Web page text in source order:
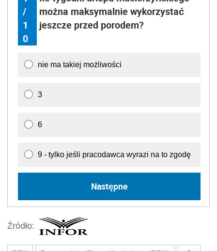
/
1
0
można maksymalnie wykorzystać
jeszcze przed porodem?
nie ma takiej możliwości
3
6
9 - tylko jeśli pracodawca wyrazi na to zgodę
Następne
Źródło: